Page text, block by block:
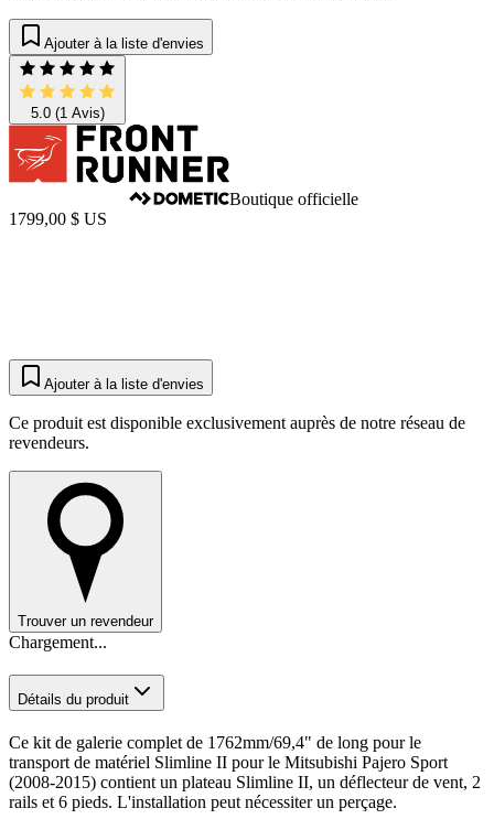
Ajouter à la liste d'envies
5.0(1 Avis)
Boutique officielle
1799,00 $ US
Ajouter à la liste d'envies
Ce produit est disponible exclusivement auprès de notre réseau de
revendeurs.
Trouver un revendeur
Chargement...
Détails du produit
Ce kit de galerie complet de 1762mm/69,4" de long pour le
transport de matériel Slimline II pour le Mitsubishi Pajero Sport
(2008-2015) contient un plateau Slimline II, un déflecteur de vent, 2
rails et 6 pieds. L'installation peut nécessiter un perçage.